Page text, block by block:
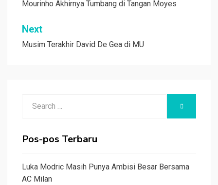
pos
Mourinho Akhirnya Tumbang di Tangan Moyes
Next
Musim Terakhir David De Gea di MU
SEARCH
Pos-pos Terbaru
Luka Modric Masih Punya Ambisi Besar Bersama
AC Milan